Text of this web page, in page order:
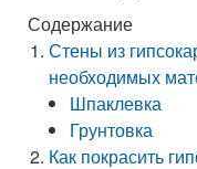
Содержание
Стены из
необходимых
Шпаклевка
Грунтовка
Как покрасить